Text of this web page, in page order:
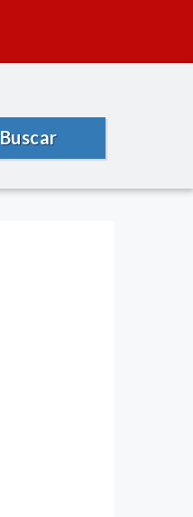
Buscar